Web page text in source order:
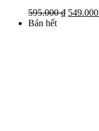
595.000₫ Giá
549.000
Bán hết